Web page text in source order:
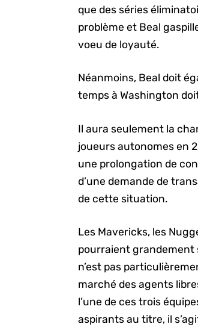
que des séries
problème et Beal
voeu de loyauté.
Néanmoins, Beal doit
temps à Washington
Il aura seulement la
joueurs autonomes en
une prolongation de
d’une demande de
de cette situation.
Les Mavericks, les
pourraient grandement
n’est pas
marché des agents
l’une de ces trois
aspirants au titre, il